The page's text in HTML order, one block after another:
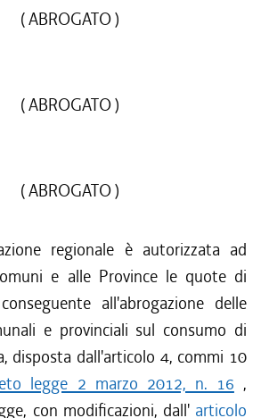
( ABROGATO )
( ABROGATO )
( ABROGATO )
regionale è autorizzata ad
e alle Province le quote di
all'abrogazione delle
e provinciali sul consumo di
disposta dall'articolo 4, commi 10
legge 2 marzo 2012, n. 16 ,
con modificazioni, dall' articolo